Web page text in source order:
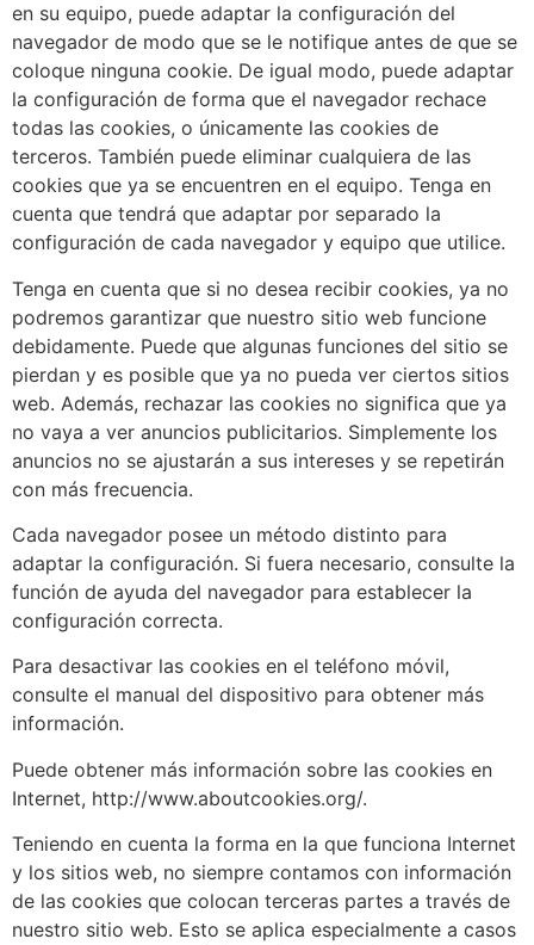
en su equipo, puede adaptar la configuración del
navegador de modo que se le notifique antes de que se
coloque ninguna cookie. De igual modo, puede adaptar
la configuración de forma que el navegador rechace
todas las cookies, o únicamente las cookies de
terceros. También puede eliminar cualquiera de las
cookies que ya se encuentren en el equipo. Tenga en
cuenta que tendrá que adaptar por separado la
configuración de cada navegador y equipo que utilice.
Tenga en cuenta que si no desea recibir cookies, ya no
podremos garantizar que nuestro sitio web funcione
debidamente. Puede que algunas funciones del sitio se
pierdan y es posible que ya no pueda ver ciertos sitios
web. Además, rechazar las cookies no significa que ya
no vaya a ver anuncios publicitarios. Simplemente los
anuncios no se ajustarán a sus intereses y se repetirán
con más frecuencia.
Cada navegador posee un método distinto para
adaptar la configuración. Si fuera necesario, consulte la
función de ayuda del navegador para establecer la
configuración correcta.
Para desactivar las cookies en el teléfono móvil,
consulte el manual del dispositivo para obtener más
información.
Puede obtener más información sobre las cookies en
Internet, http://www.aboutcookies.org/.
Teniendo en cuenta la forma en la que funciona Internet
y los sitios web, no siempre contamos con información
de las cookies que colocan terceras partes a través de
nuestro sitio web. Esto se aplica especialmente a casos